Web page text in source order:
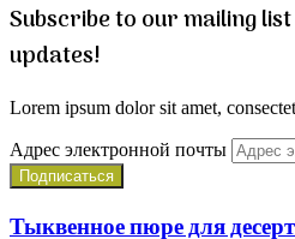
Subscribe to our mailing
updates!
Lorem ipsum dolor sit amet,
Адрес электронной почты
Тыквенное пюре для